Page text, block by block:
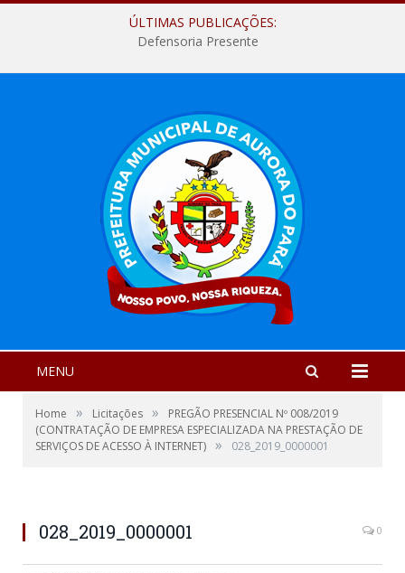
ÚLTIMAS PUBLICAÇÕES:
Defensoria Presente
MENU
Home » Licitações »
PREGÃO PRESENCIAL Nº 008/2019
(CONTRATAÇÃO DE EMPRESA ESPECIALIZADA NA PRESTAÇÃO DE
SERVIÇOS DE ACESSO À INTERNET) » 028_2019_0000001
028_2019_0000001 0